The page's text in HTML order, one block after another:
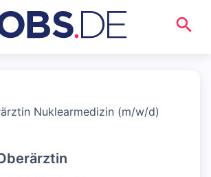
Nuklearmedizin (m/w/d)